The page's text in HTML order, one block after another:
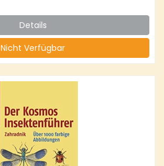
Details
Nicht Verfügbar